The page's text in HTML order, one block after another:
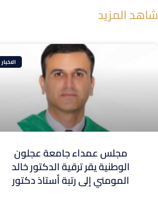
شاهد المزيد
الاخبار
مجلس عمداء جامعة عجلون
الوطنية يقر ترقية الدكتور خالد
المومني إلى رتبة أستاذ دكتور